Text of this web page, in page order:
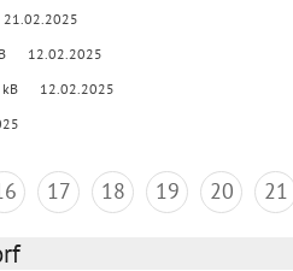
21.02.2025
12.02.2025
12.02.2025
17 18 19 20 21